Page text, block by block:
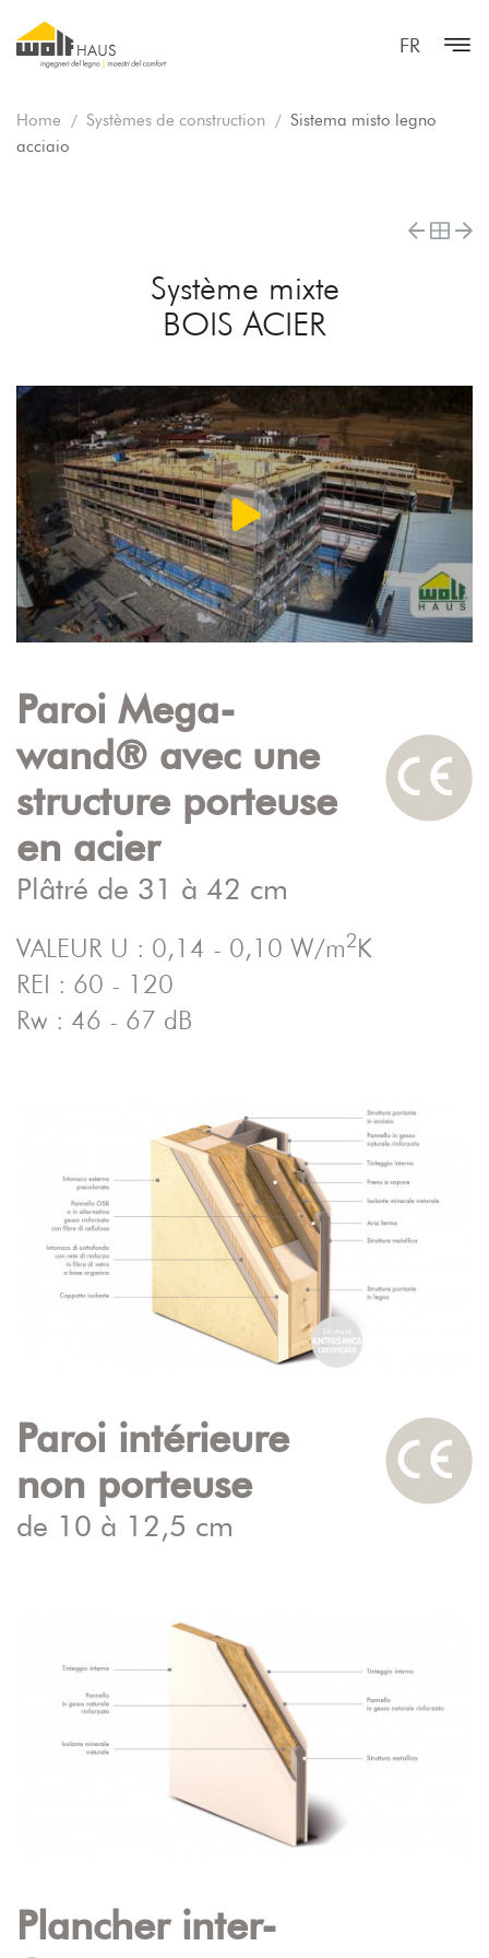
FR
Home Systèmes de construction
Sistema misto legno
acciaio
Système mixte
BOIS ACIER
Paroi Mega-
wand® avec une
structure porteuse
en acier
Plâtré de 31 à 42 cm
VALEUR U : 0,14 - 0,10 W/m2K
REI : 60 - 120
Rw : 46 - 67 dB
Paroi intérieure
non porteuse
de 10 à 12,5 cm
Plancher inter-